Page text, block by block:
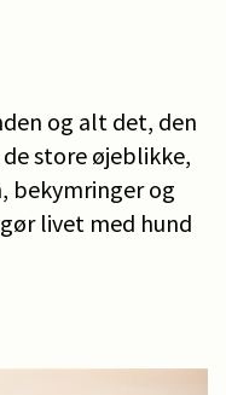
og alt det, den
store øjeblikke,
bekymringer og
livet med hund